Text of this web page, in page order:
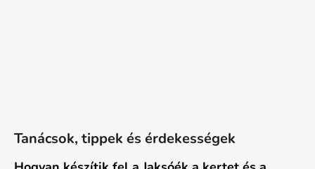
Tanácsok, tippek és érdekességek